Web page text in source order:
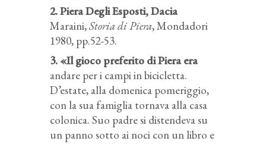
2. Piera Degli Esposti, Dacia
Maraini,Storia di Piera, Mondadori
1980, pp.52-53.
3. «Il gioco preferito di Piera era
andare per i campi in bicicletta.
D’estate, alla domenica pomeriggio,
con la sua famiglia tornava alla casa
colonica. Suo padre si distendeva su
un panno sotto ai noci con un libro e